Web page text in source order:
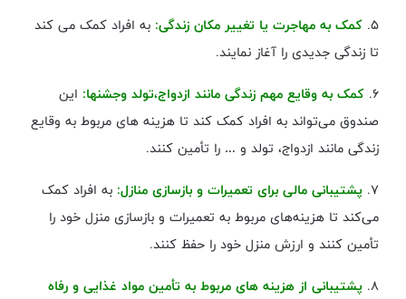
۵. کمک به مهاجرت یا تغییر مکان زندگی: به افراد کمک می کند
تا زندگی جدیدی را آغاز نمایند.
۶. کمک به وقایع مهم زندگی مانند ازدواج،تولد وجشنها: این
صندوق می‌تواند به افراد کمک کند تا هزینه ‌های مربوط به وقایع
زندگی مانند ازدواج، تولد و … را تأمین کنند.
۷. پشتیبانی مالی برای تعمیرات و بازسازی منازل: به افراد کمک
می‌کند تا هزینه‌های مربوط به تعمیرات و بازسازی منزل خود را
تأمین کنند و ارزش منزل خود را حفظ کنند.
۸. پشتیبانی از هزینه‌ های مربوط به تأمین مواد غذایی و رفاه